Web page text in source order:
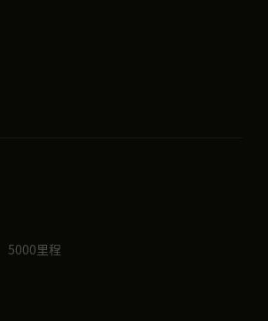
5000里程